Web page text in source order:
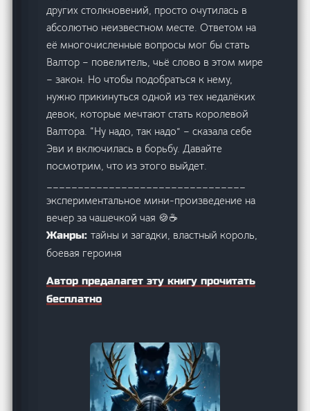
других столкновений, просто очутилась в
абсолютно неизвестном месте. Ответом на
её многочисленные вопросы мог бы стать
Валтор – повелитель, чьё слово в этом мире
– закон. Но чтобы подобраться к нему,
нужно прикинуться одной из тех недалёких
девок, которые мечтают стать королевой
Валтора. “Ну надо, так надо” – сказала себе
Эви и включилась в борьбу. Давайте
посмотрим, что из этого выйдет.
экспериментальное мини-произведение на
вечер за чашечкой чая 🍪☕
Жанры:тайны и загадки, властный король,
боевая героиня
Автор предалагет эту книгу прочитать
бесплатно